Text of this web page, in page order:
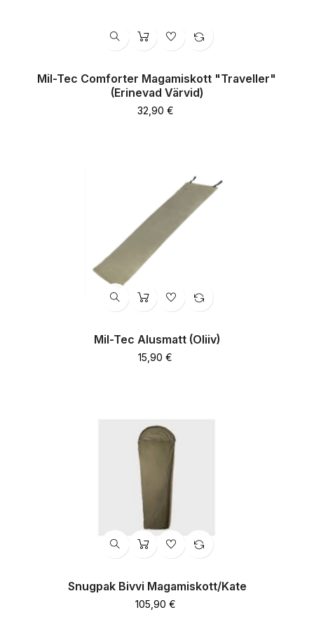
Mil-Tec Comforter Magamiskott "Traveller"
(erinevad Värvid)
Hind
32,90 €
Mil-Tec Alusmatt (oliiv)
Hind
15,90 €
Snugpak Bivvi Magamiskott/kate
Hind
105,90 €